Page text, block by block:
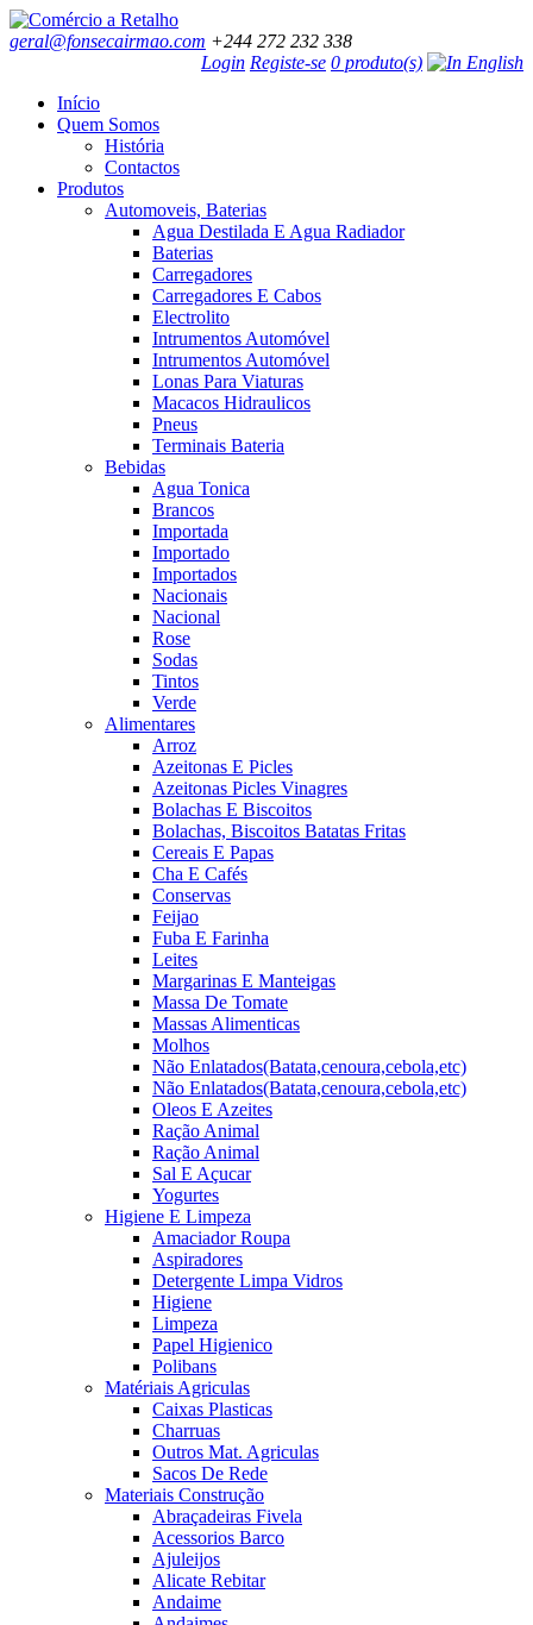
geral@fonsecairmao.com +244 272 232 338
Login Registe-se 0 produto(s)
Início
Quem Somos
História
Contactos
Produtos
Automoveis, Baterias
Agua Destilada E Agua Radiador
Baterias
Carregadores
Carregadores E Cabos
Electrolito
Intrumentos Automóvel
Intrumentos Automóvel
Lonas Para Viaturas
Macacos Hidraulicos
Pneus
Terminais Bateria
Bebidas
Agua Tonica
Brancos
Importada
Importado
Importados
Nacionais
Nacional
Rose
Sodas
Tintos
Verde
Alimentares
Arroz
Azeitonas E Picles
Azeitonas Picles Vinagres
Bolachas E Biscoitos
Bolachas, Biscoitos Batatas Fritas
Cereais E Papas
Cha E Cafés
Conservas
Feijao
Fuba E Farinha
Leites
Margarinas E Manteigas
Massa De Tomate
Massas Alimenticas
Molhos
Não Enlatados(Batata,cenoura,cebola,etc)
Não Enlatados(Batata,cenoura,cebola,etc)
Oleos E Azeites
Ração Animal
Ração Animal
Sal E Açucar
Yogurtes
Higiene E Limpeza
Amaciador Roupa
Aspiradores
Detergente Limpa Vidros
Higiene
Limpeza
Papel Higienico
Polibans
Matériais Agriculas
Caixas Plasticas
Charruas
Outros Mat. Agriculas
Sacos De Rede
Materiais Construção
Abraçadeiras Fivela
Acessorios Barco
Ajuleijos
Alicate Rebitar
Andaime